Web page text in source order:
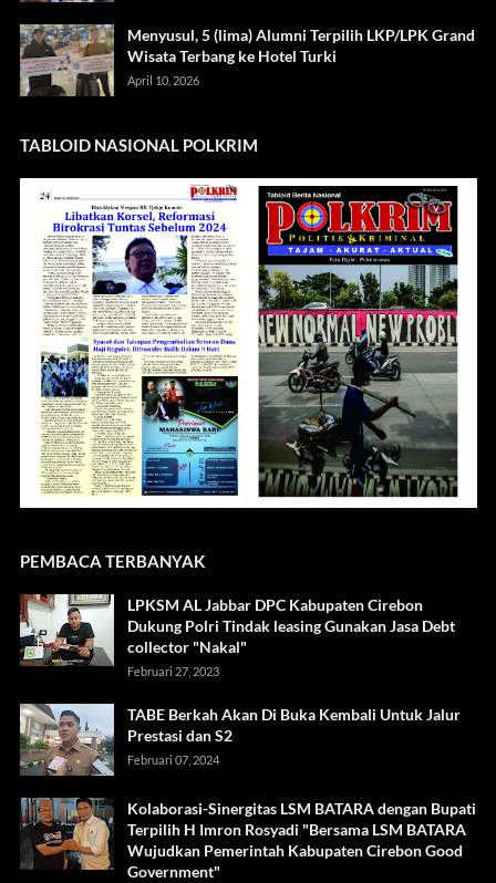
Menyusul, 5 (lima) Alumni Terpilih LKP/LPK Grand
Wisata Terbang ke Hotel Turki
April 10, 2026
TABLOID NASIONAL POLKRIM
PEMBACA TERBANYAK
LPKSM AL Jabbar DPC Kabupaten Cirebon
Dukung Polri Tindak leasing Gunakan Jasa Debt
collector "Nakal"
Februari 27, 2023
TABE Berkah Akan Di Buka Kembali Untuk Jalur
Prestasi dan S2
Februari 07, 2024
Kolaborasi-Sinergitas LSM BATARA dengan Bupati
Terpilih H Imron Rosyadi "Bersama LSM BATARA
Wujudkan Pemerintah Kabupaten Cirebon Good
Government"